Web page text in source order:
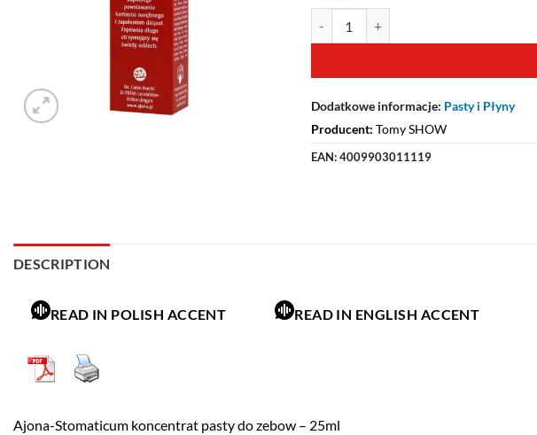
Dodatkowe informacje: Pasty i Płyny
Producent: Tomy SHOW
EAN:4009903011119
DESCRIPTION
READ IN POLISH ACCENT READ IN ENGLISH ACCENT
Ajona-Stomaticum koncentrat pasty do zebow – 25ml